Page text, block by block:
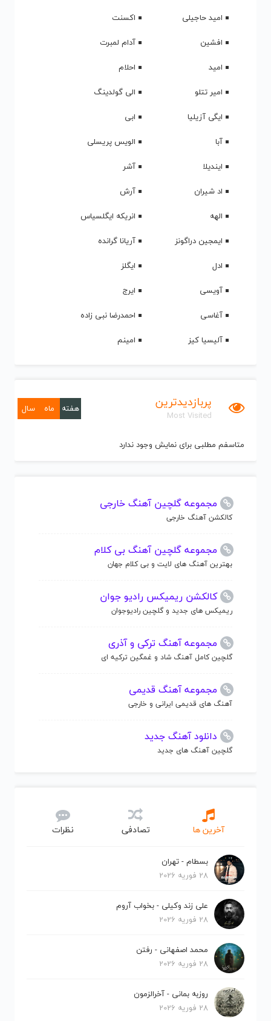
امید حاجیلی
اکسنت
افشین
آدام لمبرت
امید
احلام
امیر تتلو
الی گولدینگ
ایگی آزیلیا
ابی
آبا
الویس پریسلی
ایندیلا
آشر
اد شیران
آرش
الهه
انریکه ایگلسیاس
ایمجین دراگونز
آریانا گرانده
ادل
ایگلز
آویسی
ایرج
آغاسی
احمدرضا نبی زاده
آلیسیا کیز
امینم
پربازدیدترین
Most Visited
هفته ماه سال
متاسفم مطلبی برای نمایش وجود ندارد
مجموعه گلچین آهنگ خارجی
کالکشن آهنگ خارجی
مجموعه گلچین آهنگ بی کلام
بهترین آهنگ های لایت و بی کلام جهان
کالکشن ریمیکس رادیو جوان
ریمیکس های جدید و گلچین رادیوجوان
مجموعه آهنگ ترکی و آذری
گلچین کامل آهنگ شاد و غمگین ترکیه ای
مجموعه آهنگ قدیمی
آهنگ های قدیمی ایرانی و خارجی
دانلود آهنگ جدید
گلچین آهنگ های جدید
آخرین ها تصادفی نظرات
بسطام - تهران
28 فوریه 2026
علی زند وکیلی - بخواب آروم
28 فوریه 2026
محمد اصفهانی - رفتن
28 فوریه 2026
روزبه بمانی - آخرالزمون
28 فوریه 2026